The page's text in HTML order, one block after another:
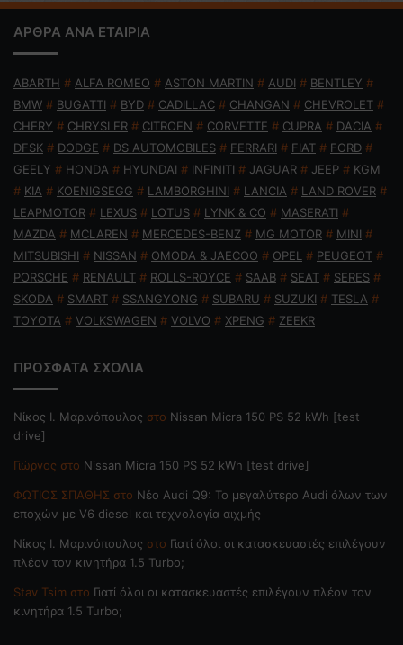
ΑΡΘΡΑ ΑΝΑ ΕΤΑΙΡΙΑ
ABARTH # ALFA ROMEO # ASTON MARTIN # AUDI # BENTLEY #
BMW # BUGATTI # BYD # CADILLAC # CHANGAN # CHEVROLET #
CHERY # CHRYSLER # CITROEN # CORVETTE # CUPRA # DACIA #
DFSK # DODGE # DS AUTOMOBILES # FERRARI # FIAT # FORD #
GEELY # HONDA # HYUNDAI # INFINITI # JAGUAR # JEEP # KGM
# KIA # KOENIGSEGG # LAMBORGHINI # LANCIA # LAND ROVER #
LEAPMOTOR # LEXUS # LOTUS # LYNK & CO # MASERATI #
MAZDA # MCLAREN # MERCEDES-BENZ # MG MOTOR # MINI #
MITSUBISHI # NISSAN # OMODA & JAECOO # OPEL # PEUGEOT #
PORSCHE # RENAULT # ROLLS-ROYCE # SAAB # SEAT # SERES #
SKODA # SMART # SSANGYONG # SUBARU # SUZUKI # TESLA #
TOYOTA # VOLKSWAGEN # VOLVO # XPENG # ZEEKR
ΠΡΟΣΦΑΤΑ ΣΧΟΛΙΑ
Nίκος Ι. Mαρινόπουλος στο Nissan Micra 150 PS 52 kWh [test
drive]
Γιώργος στο Nissan Micra 150 PS 52 kWh [test drive]
ΦΩΤΙΟΣ ΣΠΑΘΗΣ στο Νέο Audi Q9: Το μεγαλύτερο Audi όλων των
εποχών με V6 diesel και τεχνολογία αιχμής
Nίκος Ι. Mαρινόπουλος στο Γιατί όλοι οι κατασκευαστές επιλέγουν
πλέον τον κινητήρα 1.5 Turbo;
Stav Tsim στο Γιατί όλοι οι κατασκευαστές επιλέγουν πλέον τον
κινητήρα 1.5 Turbo;